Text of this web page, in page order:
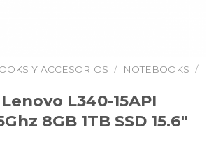
Y ACCESORIOS / NOTEBOOKS /
L340-15API
8GB 1TB SSD 15.6″